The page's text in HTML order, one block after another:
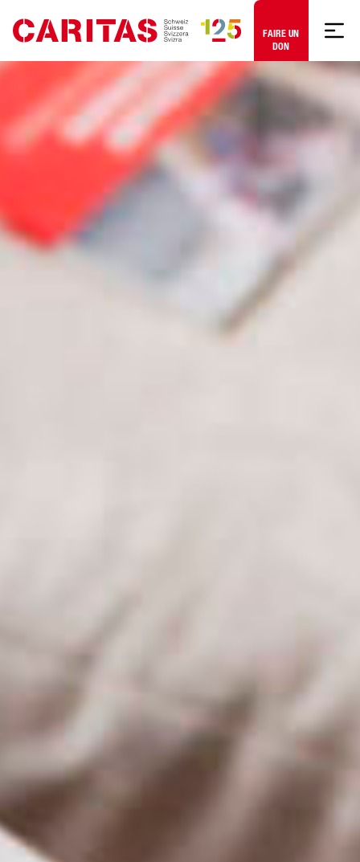
Aller au contenu
FAIRE UN
DON